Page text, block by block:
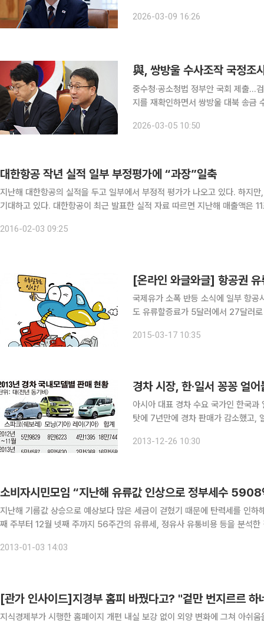
관련 브리핑을 열고 "정부는 유 제품
2026-03-09 16:26
與, 쌍방울 수사조작 국정조
중수청·공소청법 정부안 국회 제출…검찰개혁 입법 완수 천
지를 재확인하면서 쌍방울 대북 송금
오전 국회 원내대표회의실에서 진행
2026-03-05 10:50
대한항공 작년 실적 일부 부정평가에 “과장”일축
지난해 대한항공의 실적을 두고 일부에서 부정적 평가가 나오고 있다. 하지
기대하고 있다. 대한항공이 최근 발표한 실적 자료 따르면 지난해 매출액은 11조5448억원으로 전년보다 3.1% 줄었으며 당기순손실은
2016-02-03 09:25
국제유가 소폭 반등 소식에 일부 항
도 유류할증료가 5달러에서 27달러
어이없네”, “변동 폭 예측 못 하면 당
2015-03-17 10:35
경차 시장, 한·일서 꽁꽁 얼어
아시아 대표 경차 수요 국가인 한국
탓에 7년만에 경차 판매가 감소했고,
차 판매량은 16만5585대로 지난해
2013-12-26 10:30
소비자시민모임 “지난해 유류값 인상으로 정부세수
지난해 기름값 상승으로 예상보다 많은 세금이 걷혔기 때문에 탄력세를 인하해야 한다는 주장이 나
째 주부터 12월 넷째 주까지 56주간의 유류세, 정유사 유통비용 등을 분석
2013-01-03 14:03
[관가 인사이드]지경부 홈피 바꿨다고? "겉만 번지르르 하
지식경제부가 시행한 홈페이지 개편 내실 보강 없이 외양 변화에 그쳐 아쉬움을 자아내고 있다. 지경부는 지난